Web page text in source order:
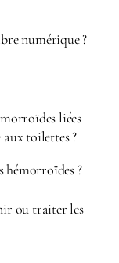
numérique ?
liées
toilettes ?
hémorroïdes ?
ou traiter les